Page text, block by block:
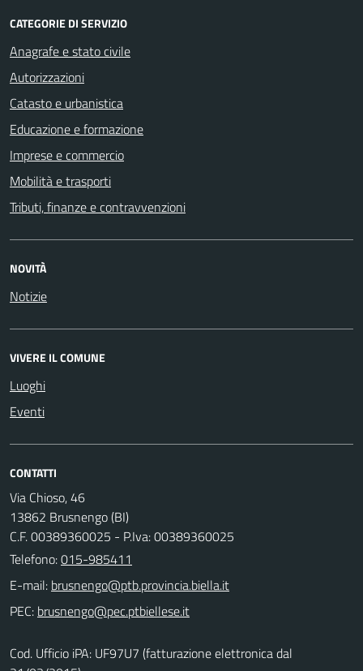
CATEGORIE DI SERVIZIO
Anagrafe e stato civile
Autorizzazioni
Catasto e urbanistica
Educazione e formazione
Imprese e commercio
Mobilità e trasporti
Tributi, finanze e contravvenzioni
NOVITÀ
Notizie
VIVERE IL COMUNE
Luoghi
Eventi
CONTATTI
Via Chioso, 46
13862 Brusnengo (BI)
C.F. 00389360025 - P.Iva: 00389360025
Telefono:015-985411
E-mail:
PEC:
Cod. Ufficio iPA: UF97U7 (fatturazione elettronica dal